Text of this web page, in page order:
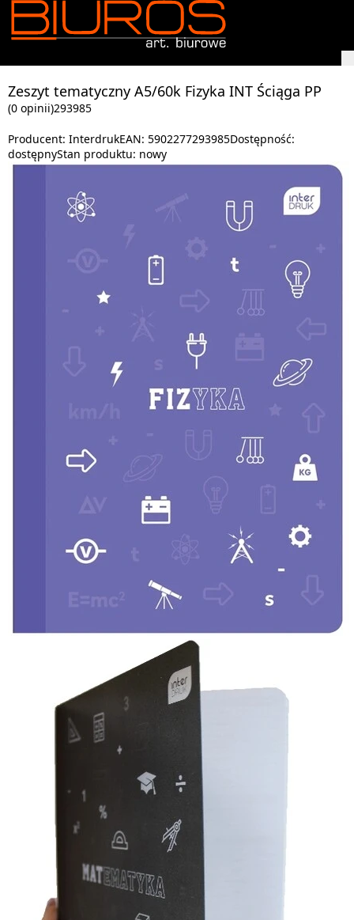
Zeszyt tematyczny A5/60k Fizyka INT Ściąga PP
(0 opinii)293985
Producent: InterdrukEAN: 5902277293985Dostępność:
dostępnyStan produktu: nowy